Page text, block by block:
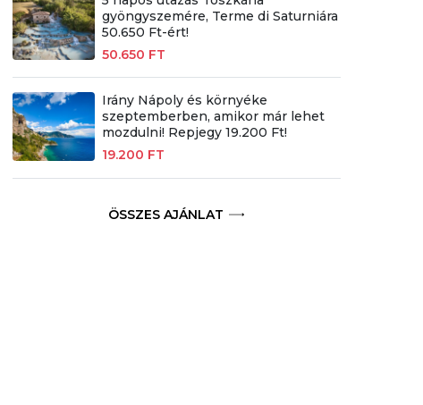
gyöngyszemére, Terme di Saturniára
50.650 Ft-ért!
50.650 FT
Irány Nápoly és környéke
szeptemberben, amikor már lehet
mozdulni! Repjegy 19.200 Ft!
19.200 FT
ÖSSZES AJÁNLAT